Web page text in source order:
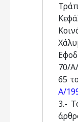
70/
65
Α/
3.-